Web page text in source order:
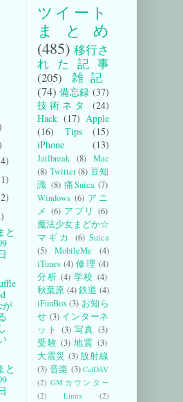
と
が
と
ツイート
まとめ
(485) 移行さ
れた記事
(205)
雑記
(74) 備忘録 (37)
技術ネタ
(24)
Hack (17) Apple
(16)
Tips
(15)
iPhone
(13)
Jailbreak (8) Mac
(8) Twitter (8) 豆知
識 (8) 痛Suica (7)
Windows (6) アニ
メ (6) アプリ (6)
魔法少女まどか☆
マギカ
(6) Suica
(5)
MobileMe
(4)
iTunes (4) 修理 (4)
分析 (4) 学校 (4)
秋葉原 (4)鉄道 (4)
iFunBox (3) お知ら
せ (3) インターネ
ット (3) 写真 (3)
受験 (3) 地震 (3)
大震災 (3) 放射線
(3) 音楽 (3) CalDAV
(2) GMカウンター
(2)
Linux
(2)